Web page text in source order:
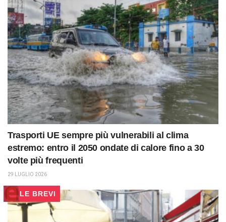
Trasporti UE sempre più vulnerabili al clima
estremo: entro il 2050 ondate di calore fino a 30
volte più frequenti
29 LUGLIO 2026
LE BREVI